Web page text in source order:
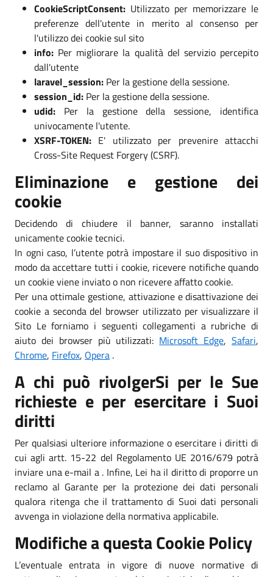
CookieScriptConsent: Utilizzato per memorizzare le
preferenze dell'utente in merito al consenso per
l'utilizzo dei cookie sul sito
info: Per migliorare la qualità del servizio percepito
dall'utente
laravel_session: Per la gestione della sessione.
session_id: Per la gestione della sessione.
udid: Per la gestione della sessione, identifica
univocamente l'utente.
XSRF-TOKEN: E' utilizzato per prevenire attacchi
Cross-Site Request Forgery (CSRF).
Eliminazione e gestione dei
cookie
Decidendo di chiudere il banner, saranno installati
unicamente cookie tecnici.
In ogni caso, l’utente potrà impostare il suo dispositivo in
modo da accettare tutti i cookie, ricevere notifiche quando
un cookie viene inviato o non ricevere affatto cookie.
Per una ottimale gestione, attivazione e disattivazione dei
cookie a seconda del browser utilizzato per visualizzare il
Sito Le forniamo i seguenti collegamenti a rubriche di
aiuto dei browser più utilizzati: Microsoft Edge,Safari,
Chrome, Firefox, Opera .
A chi può rivolgerSi per le Sue
richieste e per esercitare i Suoi
diritti
Per qualsiasi ulteriore informazione o esercitare i diritti di
cui agli artt. 15-22 del Regolamento UE 2016/679 potrà
inviare una e-mail a . Infine, Lei ha il diritto di proporre un
reclamo al Garante per la protezione dei dati personali
qualora ritenga che il trattamento di Suoi dati personali
avvenga in violazione della normativa applicabile.
Modifiche a questa Cookie Policy
L’eventuale entrata in vigore di nuove normative di